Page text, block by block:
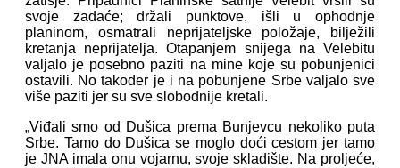
svoje zadaće; držali punktove, išli u ophodnje
planinom, osmatrali neprijateljske položaje, bilježili
kretanja neprijatelja. Otapanjem snijega na Velebitu
valjalo je posebno paziti na mine koje su pobunjenici
ostavili. No također je i na pobunjene Srbe valjalo sve
više paziti jer su sve slobodnije kretali.
„Viđali smo od Dušica prema Bunjevcu nekoliko puta
Srbe. Tamo do Dušica se moglo doći cestom jer tamo
je JNA imala onu vojarnu, svoje skladište. Na proljeće,